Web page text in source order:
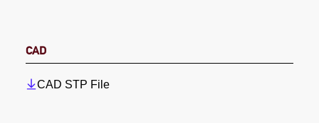
CAD
CAD STP File